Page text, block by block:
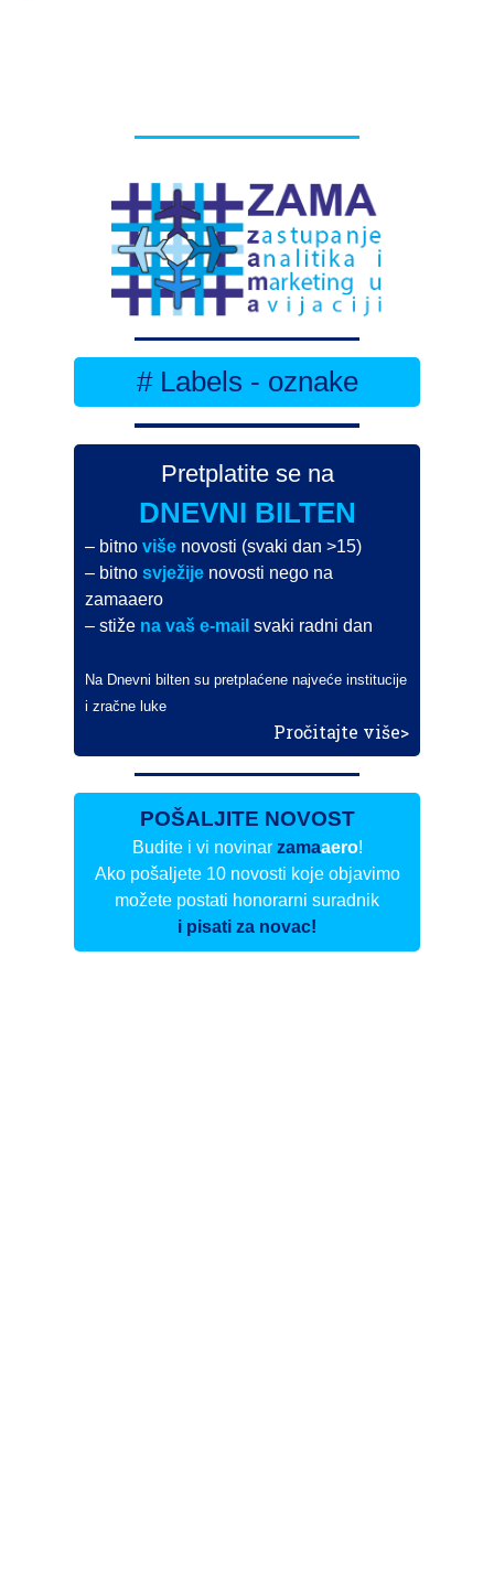
# Labels - oznake
Pretplatite se na
DNEVNI BILTEN
– bitnoviše novosti (svaki dan >15)
– bitnosvježije novosti nego na
zamaaero
– stiže na vaš e-mail svaki radni dan
Na Dnevni bilten su pretplaćene najveće institucije
i zračne luke
Pročitajte više>
POŠALJITE NOVOST
Budite i vi novinar zamaaero!
Ako pošaljete 10 novosti koje objavimo
možete postati honorarni suradnik
i pisati za novac!